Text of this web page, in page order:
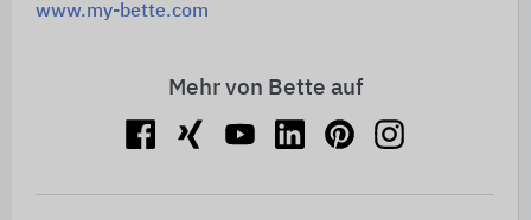
www.my-bette.com
Mehr von Bette auf